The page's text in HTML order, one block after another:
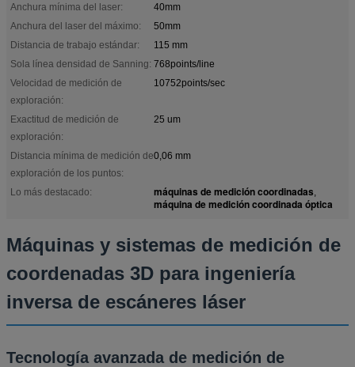
Anchura mínima del laser:
40mm
Anchura del laser del máximo:
50mm
Distancia de trabajo estándar:
115 mm
Sola línea densidad de Sanning: 768points/line
Velocidad de medición de
exploración:
10752points/sec
Exactitud de medición de
exploración:
25 um
Distancia mínima de medición de
exploración de los puntos:
0,06 mm
Lo más destacado: máquinas de medición coordinadas,
máquina de medición coordinada óptica
Máquinas y sistemas de medición de
coordenadas 3D para ingeniería
inversa de escáneres láser
Tecnología avanzada de medición de